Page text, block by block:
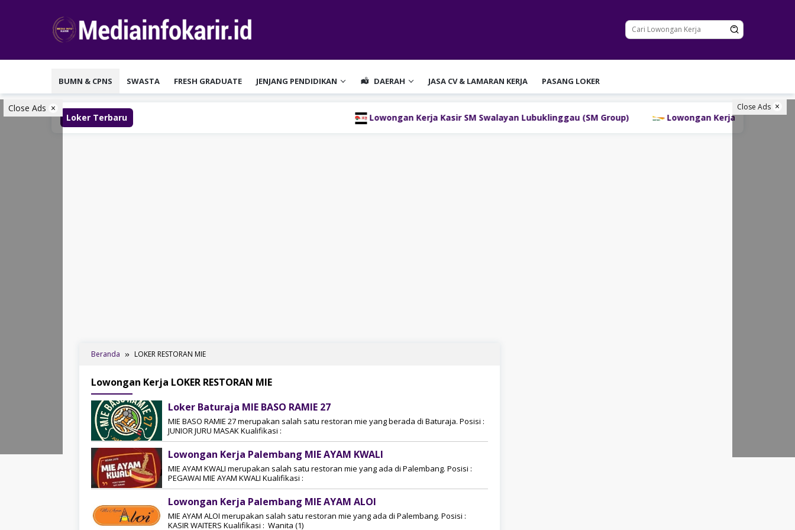
BUMN & CPNS SWASTA FRESH GRADUATE JENJANG PENDIDIKAN DAERAH JASA CV & LAMARAN KERJA PASANG LOKER
Close Ads Close Ads
Loker Terbaru Lowongan Kerja Kasir SM Swalayan Lubuklinggau (SM Group) Lowongan Kerja PT Bank
Beranda LOKER RESTORAN MIE
Lowongan Kerja LOKER RESTORAN MIE
Loker Baturaja MIE BASO RAMIE 27
MIE BASO RAMIE 27 merupakan salah satu restoran mie yang berada di Baturaja. Posisi :
JUNIOR JURU MASAK Kualifikasi :
Lowongan Kerja Palembang MIE AYAM KWALI
MIE AYAM KWALI merupakan salah satu restoran mie yang ada di Palembang. Posisi :
PEGAWAI MIE AYAM KWALI Kualifikasi :
Lowongan Kerja Palembang MIE AYAM ALOI
MIE AYAM ALOI merupakan salah satu restoran mie yang ada di Palembang. Posisi :
KASIR WAITERS Kualifikasi : Wanita (1)